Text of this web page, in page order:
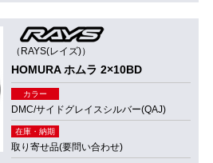
（RAYS(レイズ)）
HOMURA ホムラ 2×10BD
カラー
DMC/サイドグレイスシルバー(QAJ)
在庫・納期
取り寄せ品(要問い合わせ)